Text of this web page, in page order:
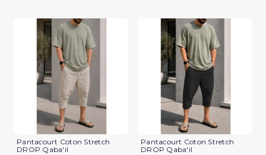
Pantacourt Coton Stretch
DROP Qaba'il
Pantacourt Coton Stretch
DROP Qaba'il